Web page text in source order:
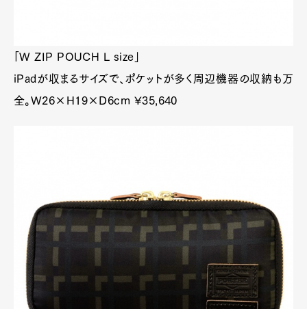
「W ZIP POUCH L size」
iPadが収まるサイズで、ポケットが多く周辺機器の収納も万
全。W26×H19×D6cm ¥35,640